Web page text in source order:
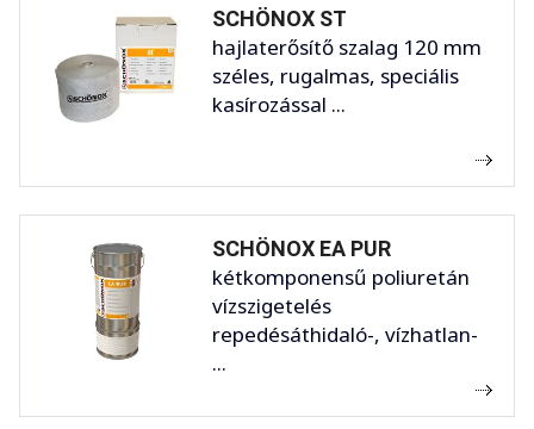
SCHÖNOX ST
hajlaterősítő szalag 120 mm
széles, rugalmas, speciális
kasírozással ...
SCHÖNOX EA PUR
kétkomponensű poliuretán
vízszigetelés
repedésáthidaló-, vízhatlan-
...